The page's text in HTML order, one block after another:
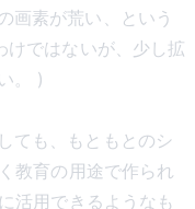
画素が荒い、という
けではないが、少し拡
。 )
ても、もともとのシ
教育の用途で作られ
活用できるようなも